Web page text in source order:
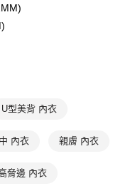
之情形，本公司將視審查結果
冊。若發現惡意使用之情形，
費
U型美背 內衣
內衣 親膚 內衣
脅邊 內衣